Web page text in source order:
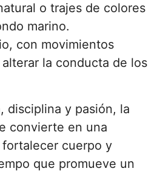
o trajes de colores
marino.
con movimientos
la conducta de los
disciplina y pasión, la
convierte en una
cuerpo y
que promueve un